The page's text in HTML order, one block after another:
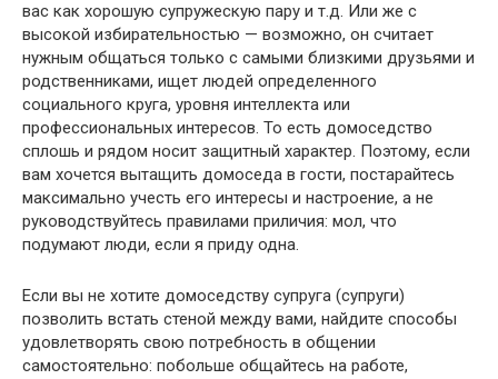
вас как хорошую супружескую пару и т.д. Или же с
высокой избирательностью — возможно, он считает
нужным общаться только с самыми близкими друзьями и
родственниками, ищет людей определенного
социального круга, уровня интеллекта или
профессиональных интересов. То есть домоседство
сплошь и рядом носит защитный характер. Поэтому, если
вам хочется вытащить домоседа в гости, постарайтесь
максимально учесть его интересы и настроение, а не
руководствуйтесь правилами приличия: мол, что
подумают люди, если я приду одна.
Если вы не хотите домоседству супруга (супруги)
позволить встать стеной между вами, найдите способы
удовлетворять свою потребность в общении
самостоятельно: побольше общайтесь на работе,